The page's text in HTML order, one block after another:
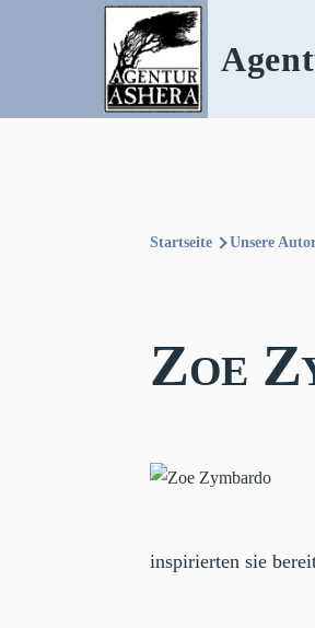
Direkt zum Inhalt
Startseite Unsere
Zoe
inspirierten sie